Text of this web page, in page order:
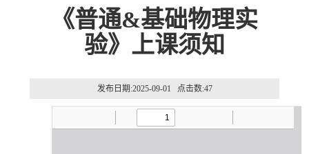
《普通&基础物理实
验》上课须知
发布日期:2025-09-01 点击数:47